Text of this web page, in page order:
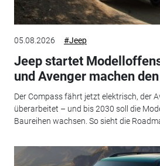
05.08.2026 #Jeep
Jeep startet
und Avenger machen
Der Compass fährt jetzt elektrisch, der
überarbeitet – und bis 2030 soll die
Baureihen wachsen. So sieht die